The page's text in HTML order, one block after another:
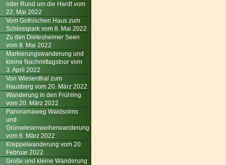
oder Rund um die Hardt vom
22. Mai 2022
Vom Gothischen Haus zum
Schlosspark vom 8. Mai 2022
Zu den Dietesheimer Seen
vom 8. Mai 2022
Markierungswanderung und
kleine Nachmittagstour vom
3. April 2022
Von Wiesenthal zum
Hausberg vom 20. März 2022
Wanderung in den Frühling
vom 20. März 2022
Panoramaweg Waldsolms
und
Grünwiesenweiherwanderung
vom 6. März 2022
Kreppelwanderung vom 20.
Februar 2022
Große und kleine Wanderung